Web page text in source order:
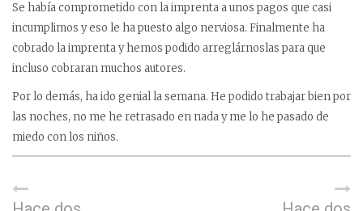
Se había comprometido con la imprenta a unos pagos que casi
incumplimos y eso le ha puesto algo nerviosa. Finalmente ha
cobrado la imprenta y hemos podido arreglárnoslas para que
incluso cobraran muchos autores.
Por lo demás, ha ido genial la semana. He podido trabajar bien por
las noches, no me he retrasado en nada y me lo he pasado de
miedo con los niños.